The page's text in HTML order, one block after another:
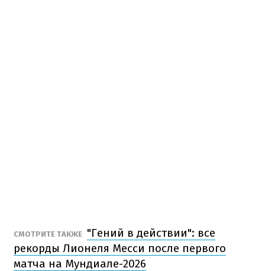
СМОТРИТЕ ТАКЖЕ "Гений в действии": все
рекорды Лионеля Месси после первого
матча на Мундиале-2026